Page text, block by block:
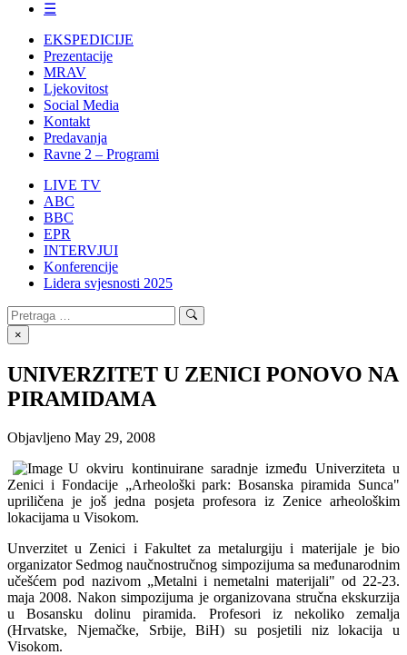
☰
EKSPEDICIJE
Prezentacije
MRAV
Ljekovitost
Social Media
Kontakt
Predavanja
Ravne 2 – Programi
LIVE TV
ABC
BBC
EPR
INTERVJUI
Konferencije
Lidera svjesnosti 2025
Search
for:
Search
×
UNIVERZITET U ZENICI PONOVO NA
PIRAMIDAMA
Objavljeno May 29, 2008
U okviru kontinuirane saradnje između Univerziteta u
Zenici i Fondacije „Arheološki park: Bosanska piramida Sunca"
upriličena je još jedna posjeta profesora iz Zenice arheološkim
lokacijama u Visokom.
Unverzitet u Zenici i Fakultet za metalurgiju i materijale je bio
organizator Sedmog naučnostručnog simpozijuma sa međunarodnim
učešćem pod nazivom „Metalni i nemetalni materijali" od 22-23.
maja 2008. Nakon simpozijuma je organizovana stručna ekskurzija
u Bosansku dolinu piramida. Profesori iz nekoliko zemalja
(Hrvatske, Njemačke, Srbije, BiH) su posjetili niz lokacija u
Visokom.